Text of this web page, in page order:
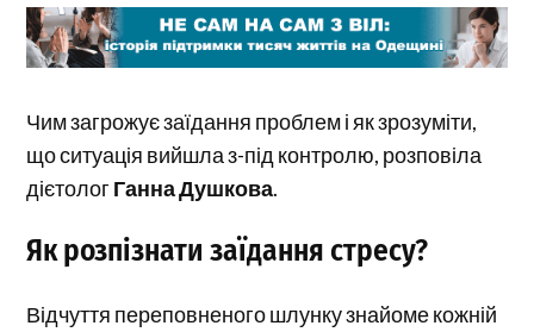
Чим загрожує заїдання проблем і як зрозуміти,
що ситуація вийшла з-під контролю, розповіла
дієтолог Ганна Душкова.
Як розпізнати заїдання стресу?
Відчуття переповненого шлунку знайоме кожній